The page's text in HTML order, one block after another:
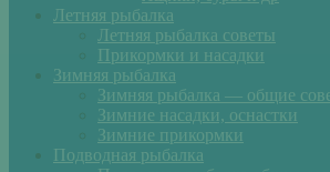
Летняя рыбалка
Летняя рыбалка советы
Прикормки и насадки
Зимняя рыбалка
Зимняя рыбалка — общие
Зимние насадки, оснастки
Зимние прикормки
Подводная рыбалка